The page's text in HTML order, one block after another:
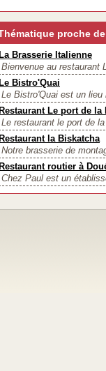
proche
Brasserie Italienne
Bienvenue au restaurant
Bistro'Quai
Le Bistro'Quai est un
Le port de
Le restaurant le port de
la Biskatcha
Notre brasserie de
routier à
Chez Paul est un